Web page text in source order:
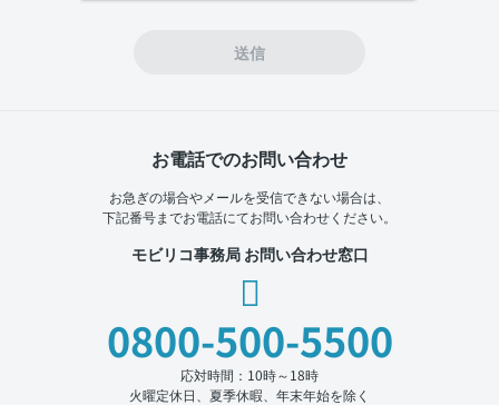
送信
お電話でのお問い合わせ
お急ぎの場合やメールを受信できない場合は、
下記番号までお電話にてお問い合わせください。
モビリコ事務局 お問い合わせ窓口
0800-500-5500
応対時間：10時～18時
火曜定休日、夏季休暇、年末年始を除く